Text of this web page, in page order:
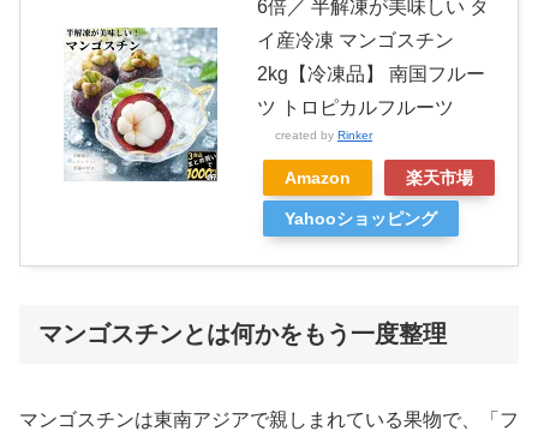
6倍／ 半解凍が美味しい タ
イ産冷凍 マンゴスチン
2kg【冷凍品】 南国フルー
ツ トロピカルフルーツ
created by Rinker
Amazon 楽天市場
Yahooショッピング
マンゴスチンとは何かをもう一度整理
マンゴスチンは東南アジアで親しまれている果物で、「フ